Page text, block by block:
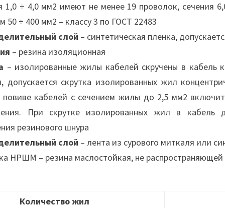
1,0 ÷ 4,0 мм2 имеют не менее 19 проволок, сечения
50 ÷ 400 мм2 – классу 3 по ГОСТ 22483
слой – синтетическая пленка,
– резина изоляционная
– изолированные жилы кабелей скручены в кабель
допускается скрутка изолированных жил
кабелей с сечением жилы до 2,5 мм2
При скрутке изолированных жил в кабель
резинового шнура
слой – лента из сурового миткаля или
НРШМ – резина маслостойкая, не распространяющей
Количество жил